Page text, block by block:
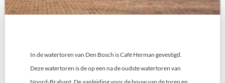
In de watertoren van Den Bosch is Café Herman gevestigd.
Deze watertoren is de op een na de oudste watertoren van